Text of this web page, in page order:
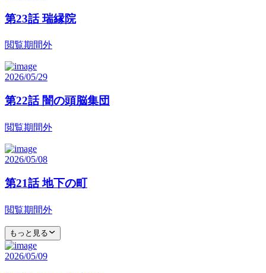
第23話 瑞縁院
閲覧期間外
2026/05/29
第22話 闇の頭脳集団
閲覧期間外
2026/05/08
第21話 地下の町
閲覧期間外
もっと見る
2026/05/09